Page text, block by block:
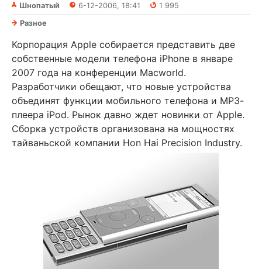
Шнопатый 6-12-2006, 18:41
1 995
Разное
Корпорация Apple собирается представить две
собственные модели телефона iPhone в январе
2007 года на конференции Macworld.
Разработчики обещают, что новые устройства
объединят функции мобильного телефона и МР3-
плеера iPod. Рынок давно ждет новинки от Apple.
Сборка устройств организована на мощностях
тайваньской компании Hon Hai Precision Industry.